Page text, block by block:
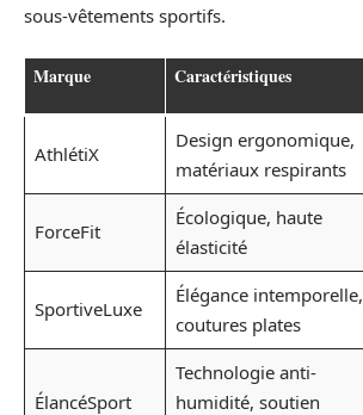
sous-vêtements sportifs.
Marque Caractéristiques
AthlétiX
Design ergonomique,
matériaux respirants
ForceFit
Écologique, haute
élasticité
SportiveLuxe
Élégance intemporelle,
coutures plates
ÉlancéSport
Technologie anti-
humidité, soutien